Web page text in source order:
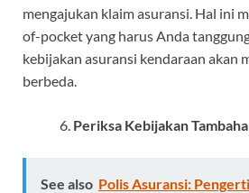
mengajukan klaim asuransi. Hal ini
of-pocket yang harus Anda
kebijakan asuransi kendaraan akan
berbeda.
Periksa Kebijakan
See also Polis Asuransi: